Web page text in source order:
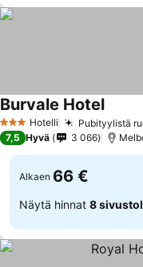
3 Tähtiluokitus
Hotelli Pubityylistä
Burvale Hotel
7,5 Hyvä 3 066
Alkaen 66 €
Näytä hinnat 8